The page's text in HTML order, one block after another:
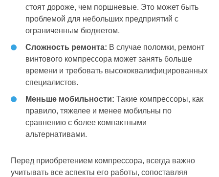
стоят дороже, чем поршневые. Это может быть
проблемой для небольших предприятий с
ограниченным бюджетом.
Сложность ремонта: В случае поломки, ремонт
винтового компрессора может занять больше
времени и требовать высококвалифицированных
специалистов.
Меньше мобильности: Такие компрессоры, как
правило, тяжелее и менее мобильны по
сравнению с более компактными
альтернативами.
Перед приобретением компрессора, всегда важно
учитывать все аспекты его работы, сопоставляя